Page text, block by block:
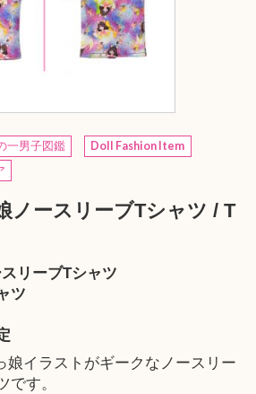
一男子図鑑
Doll Fashion Item
ノースリーブTシャツ / T
リーブTシャツ
ツ
娘イラストがギークなノースリー
です。